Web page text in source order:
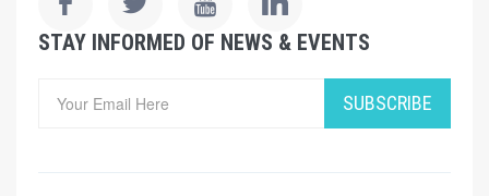
STAY INFORMED OF NEWS & EVENTS
SUBSCRIBE